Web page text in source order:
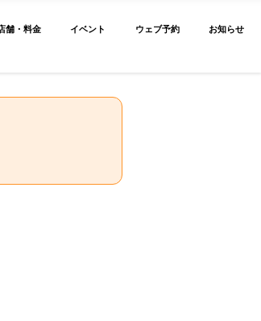
舗・料金 イベント ウェブ予約 お知らせ